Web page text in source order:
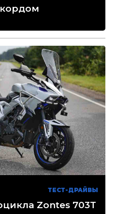
ТЕСТ-ДРАЙВЫ
Zontes 703T